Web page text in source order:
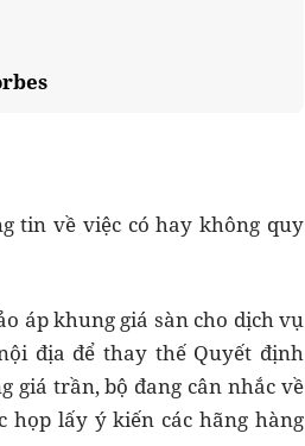
tin về việc có hay không quy
áp khung giá sàn cho dịch vụ
địa để thay thế Quyết định
giá trần, bộ đang cân nhắc về
họp lấy ý kiến các hãng hàng